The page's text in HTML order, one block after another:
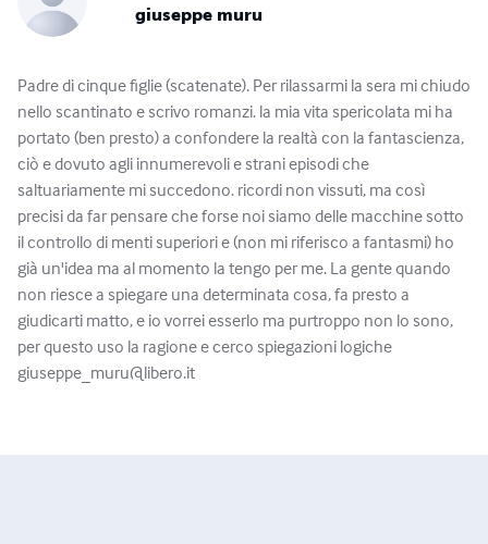
giuseppe muru
Padre di cinque figlie (scatenate). Per rilassarmi la sera mi chiudo
nello scantinato e scrivo romanzi. la mia vita spericolata mi ha
portato (ben presto) a confondere la realtà con la fantascienza,
ciò e dovuto agli innumerevoli e strani episodi che
saltuariamente mi succedono. ricordi non vissuti, ma così
precisi da far pensare che forse noi siamo delle macchine sotto
il controllo di menti superiori e (non mi riferisco a fantasmi) ho
già un'idea ma al momento la tengo per me. La gente quando
non riesce a spiegare una determinata cosa, fa presto a
giudicarti matto, e io vorrei esserlo ma purtroppo non lo sono,
per questo uso la ragione e cerco spiegazioni logiche
giuseppe_muru@libero.it